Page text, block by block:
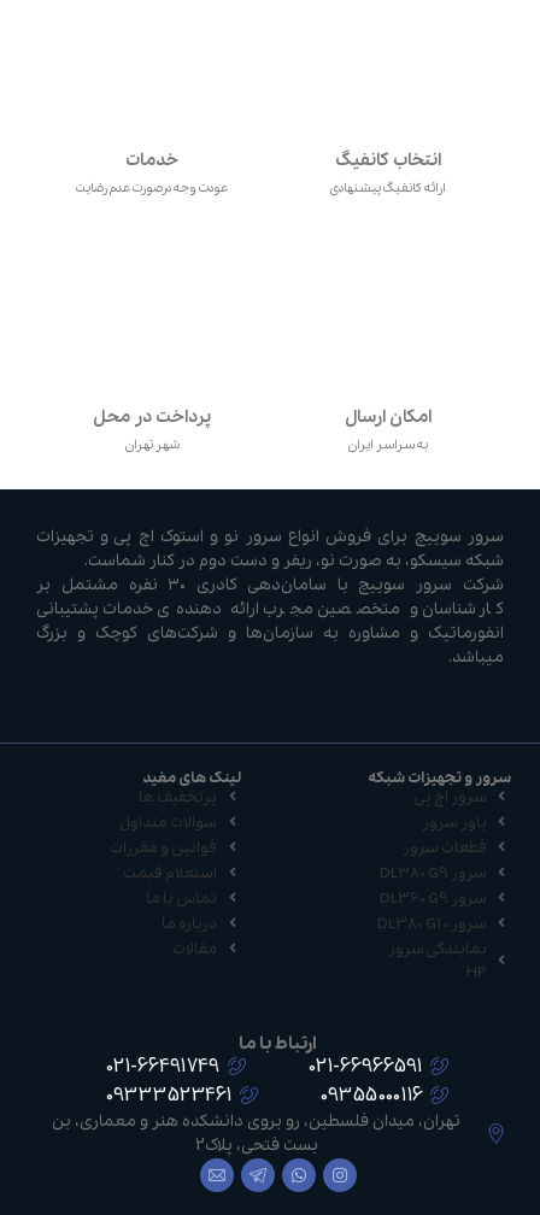
انتخاب کانفیگ
ارائه کانفیگ پیشنهادی
خدمات
عودت وجه درصورت عدم رضایت
امکان ارسال
به سراسر ایران
پرداخت در محل
شهر تهران
سرور سوییچ برای فروش انواع سرور نو و استوک اچ پی و تجهیزات
شبکه سیسکو، به صورت نو، ریفر و دست دوم در کنار شماست.
شرکت سرور سوییچ با سامان‌دهی کادری ۳۰ نفره مشتمل بر
کارشناسان و متخصصین مجرب ارائه دهنده‌ی خدمات پشتیبانی
انفورماتیک و مشاوره به سازمان‌ها و شرکت‌های کوچک و بزرگ
میباشد.
سرور و تجهیزات شبکه
سرور اچ پی
پاور سرور
قطعات سرور
سرور DL380 G9
سرور DL360 G9
سرور DL380 G10
نمایندگی سرور
HP
لینک های مفید
پرتخفیف ها
سوالات متداول
قوانین و مقررات
استعلام قیمت
تماس با ما
درباره ما
مقالات
ارتباط با ما
021-66966591
021-66491749
09355000116
09333523461
تهران، میدان فلسطین، رو بروی دانشکده هنر و معماری، بن
بست فتحی، پلاک2